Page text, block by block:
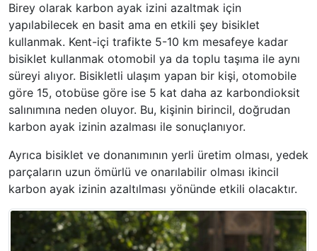
Birey olarak karbon ayak izini azaltmak için
yapılabilecek en basit ama en etkili şey bisiklet
kullanmak. Kent-içi trafikte 5-10 km mesafeye kadar
bisiklet kullanmak otomobil ya da toplu taşıma ile aynı
süreyi alıyor. Bisikletli ulaşım yapan bir kişi, otomobile
göre 15, otobüse göre ise 5 kat daha az karbondioksit
salınımına neden oluyor. Bu, kişinin birincil, doğrudan
karbon ayak izinin azalması ile sonuçlanıyor.
Ayrıca bisiklet ve donanımının yerli üretim olması, yedek
parçaların uzun ömürlü ve onarılabilir olması ikincil
karbon ayak izinin azaltılması yönünde etkili olacaktır.